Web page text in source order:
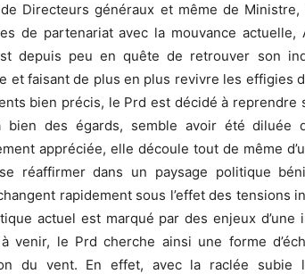
Directeurs généraux et même de
de partenariat avec la mouvance actuelle,
depuis peu en quête de retrouver son
et faisant de plus en plus revivre les effigies
bien précis, le Prd est décidé à reprendre
bien des égards, semble avoir été diluée
appréciée, elle découle tout de même
réaffirmer dans un paysage politique
rapidement sous l’effet des tensions
actuel est marqué par des enjeux d’une
venir, le Prd cherche ainsi une forme
du vent. En effet, avec la raclée subie